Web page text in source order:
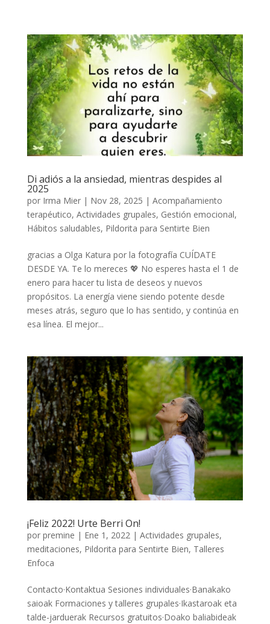
Di adiós a la ansiedad, mientras despides al
2025
por Irma Mier| Nov 28, 2025 | Acompañamiento
terapéutico, Actividades grupales, Gestión emocional,
Hábitos saludables, Pildorita para Sentirte Bien
gracias a Olga Katura por la fotografía CUÍDATE
DESDE YA. Te lo mereces 💖 No esperes hasta el 1 de
enero para hacer tu lista de deseos y nuevos
propósitos. La energía viene siendo potente desde
meses atrás, seguro que lo has sentido, y continúa en
esa línea. El mejor...
¡Feliz 2022! Urte Berri On!
por premine | Ene 1, 2022 | Actividades grupales,
meditaciones, Pildorita para Sentirte Bien, Talleres
Enfoca
Contacto·Kontaktua Sesiones individuales·Banakako
saioak Formaciones y talleres grupales·Ikastaroak eta
talde-jarduerak Recursos gratuitos·Doako baliabideak